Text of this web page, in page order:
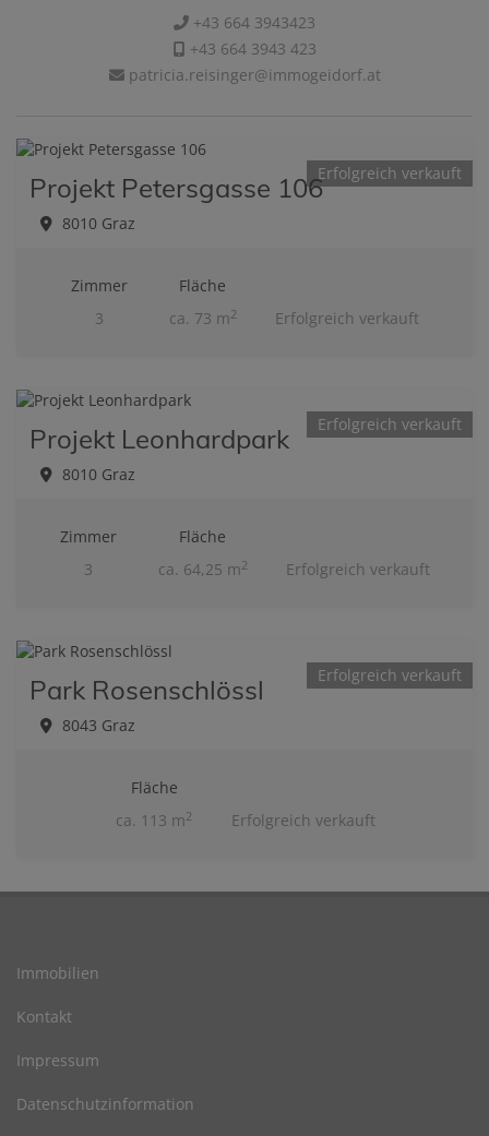
+43 664 3943423
+43 664 3943 423
patricia.reisinger@immogeidorf.at
Erfolgreich verkauft
Projekt Petersgasse 106
8010 Graz
Zimmer
3
Fläche
ca. 73 m2 Erfolgreich verkauft
Erfolgreich verkauft
Projekt Leonhardpark
8010 Graz
Zimmer
3
Fläche
ca. 64,25 m2 Erfolgreich verkauft
Erfolgreich verkauft
Park Rosenschlössl
8043 Graz
Fläche
ca. 113 m2 Erfolgreich verkauft
Immobilien
Kontakt
Impressum
Datenschutzinformation